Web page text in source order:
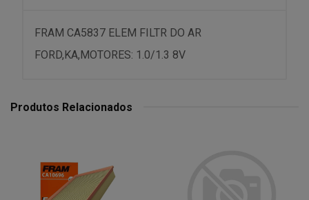
FRAM CA5837 ELEM FILTR DO AR
FORD,KA,MOTORES: 1.0/1.3 8V
Produtos Relacionados